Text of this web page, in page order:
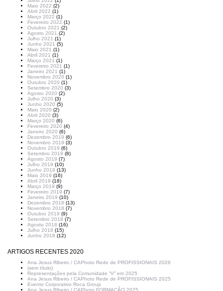
Maio 2022 (2)
Abril 2022 (1)
Março 2022 (1)
Fevereiro 2022 (1)
Outubro 2021 (2)
Agosto 2021 (2)
Julho 2021 (1)
Junho 2021 (5)
Maio 2021 (1)
Abril 2021 (1)
Março 2021 (1)
Fevereiro 2021 (1)
Janeiro 2021 (1)
Novembro 2020 (1)
Outubro 2020 (1)
Setembro 2020 (3)
Agosto 2020 (2)
Julho 2020 (3)
Junho 2020 (5)
Maio 2020 (2)
Abril 2020 (3)
Março 2020 (6)
Fevereiro 2020 (4)
Janeiro 2020 (6)
Dezembro 2019 (6)
Novembro 2019 (3)
Outubro 2019 (6)
Setembro 2019 (8)
Agosto 2019 (7)
Julho 2019 (10)
Junho 2019 (13)
Maio 2019 (16)
Abril 2019 (18)
Março 2019 (9)
Fevereiro 2019 (7)
Janeiro 2019 (10)
Dezembro 2018 (13)
Novembro 2018 (7)
Outubro 2018 (9)
Setembro 2018 (7)
Agosto 2018 (16)
Julho 2018 (15)
Junho 2018 (12)
ARTIGOS RECENTES 2020
Ana Jesus Ribeiro / CAPhoto Rede de PROFISSIONAIS 2026
(sem título)
Representações pela Comunidade “V” em 2025
Ana Jesus Ribeiro / CAPhoto Rede de PROFISSIONAIS 2025
Evento Corporativo Roca Group
Ana Jesus Ribeiro / CAPhoto FORMAÇÃO 2025